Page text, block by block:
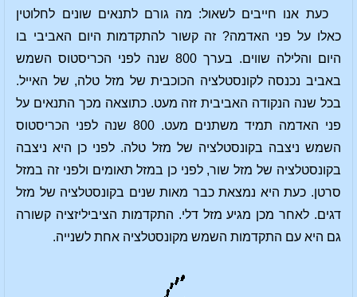
כעת אנו חייבים לשאול: מה גורם לתנאים שונים לחלוטין
כאלו על פני האדמה? זה קשור להתקדמות היום האביבי בו
היום והלילה שווים. בערך 800 שנה לפני הכריסטוס השמש
באביב נכנסה לקונסטלציה הכוכבית של מזל טלה, של האייל.
בכל שנה הנקודה האביבית זזה מעט. כתוצאה מכך התנאים על
פני האדמה תמיד משתנים מעט. 800 שנה לפני הכריסטוס
השמש ניצבה בקונסטלציה של מזל טלה. לפני כן היא ניצבה
בקונסטלציה של מזל שור, לפני כן במזל תאומים ולפני זה במזל
סרטן. כעת היא נמצאת כבר מאות שנים בקונסטלציה של מזל
דגים. לאחר מכן מגיע מזל דלי. התקדמות הציביליזציה קשורה
גם היא עם התקדמות השמש מקונסטלציה אחת לשנייה.